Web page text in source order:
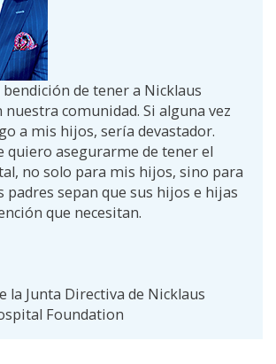
bendición de tener a Nicklaus
nuestra comunidad. Si alguna vez
a mis hijos, sería devastador.
quiero asegurarme de tener el
no solo para mis hijos, sino para
padres sepan que sus hijos e hijas
que necesitan.
la Junta Directiva de Nicklaus
Foundation